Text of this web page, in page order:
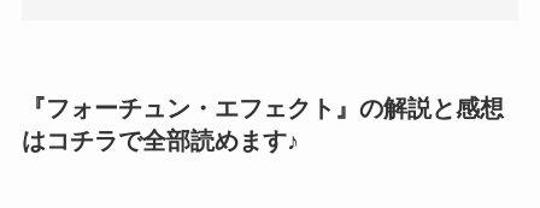
『フォーチュン・エフェクト』の解説と感想
はコチラで全部読めます♪